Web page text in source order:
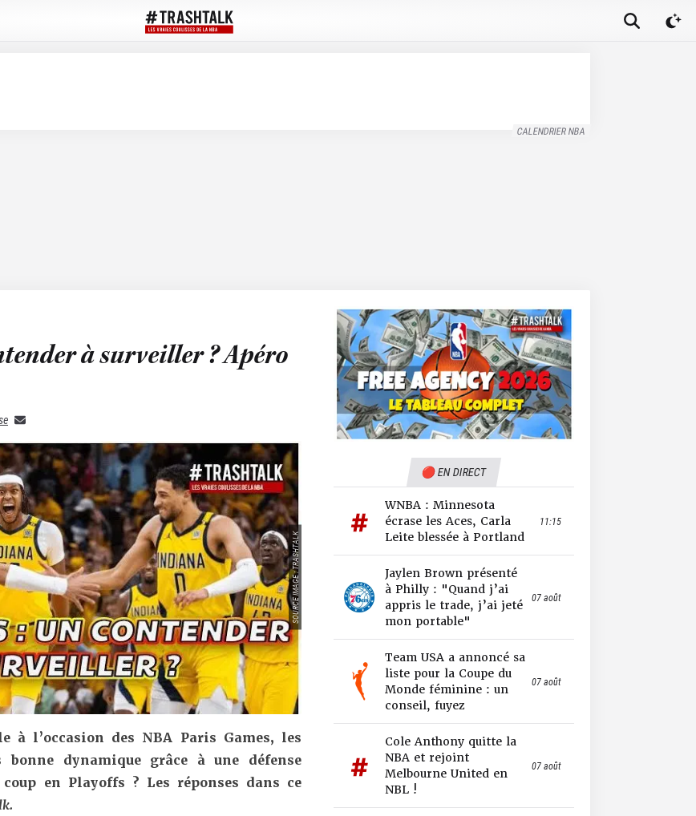
CALENDRIER NBA
à surveiller ? Apéro
SOURCE IMAGE : TRASHTALK
à l’occasion des NBA Paris Games, les
dynamique grâce à une défense
en Playoffs ? Les réponses dans ce
🔴 EN DIRECT
WNBA : Minnesota
écrase les Aces, Carla
Leite blessée à Portland
11:15
Jaylen Brown présenté
à Philly : "Quand j’ai
appris le trade, j’ai jeté
mon portable"
07 août
Team USA a annoncé sa
liste pour la Coupe du
Monde féminine : un
conseil, fuyez
07 août
Cole Anthony quitte la
NBA et rejoint
Melbourne United en
NBL !
07 août